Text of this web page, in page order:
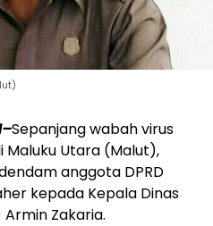
Sepanjang wabah virus
Utara (Malut),
anggota DPRD
kepada Kepala Dinas
Zakaria.